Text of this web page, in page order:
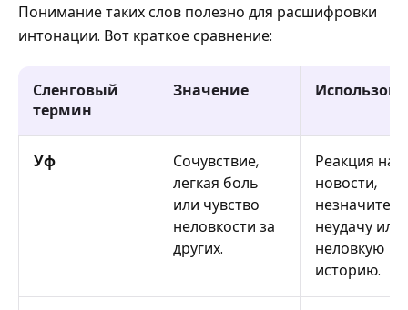
Понимание таких слов полезно для расшифровки
интонации. Вот краткое сравнение:
Сленговый
термин
Значение
Уф
Сочувствие,
легкая боль
или чувство
неловкости за
других.
Реакция на
новости,
неудачу или
неловкую
историю.